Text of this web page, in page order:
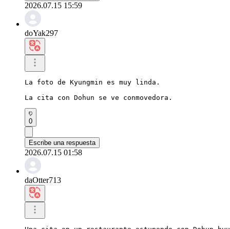
2026.07.15 15:59
doYak297
La foto de Kyungmin es muy linda.
La cita con Dohun se ve conmovedora.
0
Escribe una respuesta
2026.07.15 01:58
daOtter713